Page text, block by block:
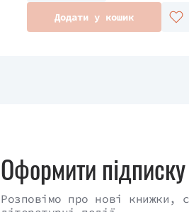
Додати у кошик
Оформити підписку
Розповімо про нові книжки,